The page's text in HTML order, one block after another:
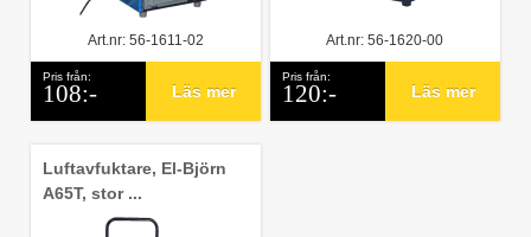
Art.nr: 56-1611-02
Pris från:
108:- Läs mer
Art.nr: 56-1620-00
Pris från:
120:- Läs mer
Luftavfuktare, El-Björn
A65T, stor ...